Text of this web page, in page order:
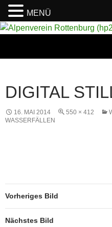
DIGITAL
16. MAI 2014 550 × 412
WASSERFÄLLEN
Vorheriges Bild
Nächstes Bild
MENÜ